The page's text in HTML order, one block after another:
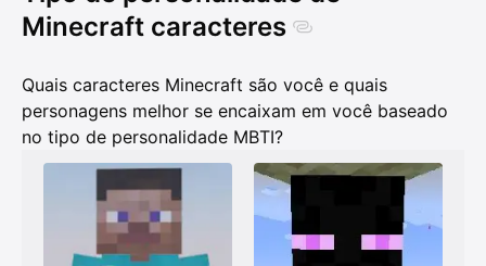
Minecraft caracteres
Quais caracteres Minecraft são você e quais
personagens melhor se encaixam em você baseado
no tipo de personalidade MBTI?